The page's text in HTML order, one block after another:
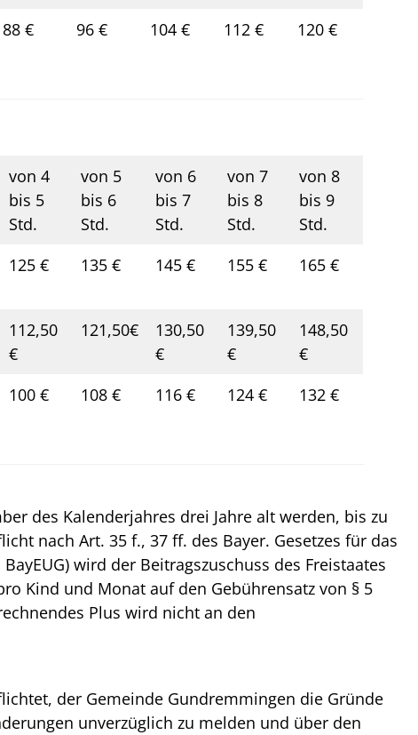
88 € 96 € 104 € 112 € 120 €
von 4
bis 5
Std.
von 5
bis 6
Std.
von 6
bis 7
Std.
von 7
bis 8
Std.
von 8
bis 9
Std.
125 € 135 € 145 € 155 € 165 €
112,50
€
121,50€
130,50
€
139,50
€
148,50
€
100 € 108 € 116 € 124 € 132 €
des Kalenderjahres drei Jahre alt werden, bis zu
nach Art. 35 f., 37 ff. des Bayer. Gesetzes für das
wird der Beitragszuschuss des Freistaates
Kind und Monat auf den Gebührensatz von § 5
Plus wird nicht an den
der Gemeinde Gundremmingen die Gründe
unverzüglich zu melden und über den